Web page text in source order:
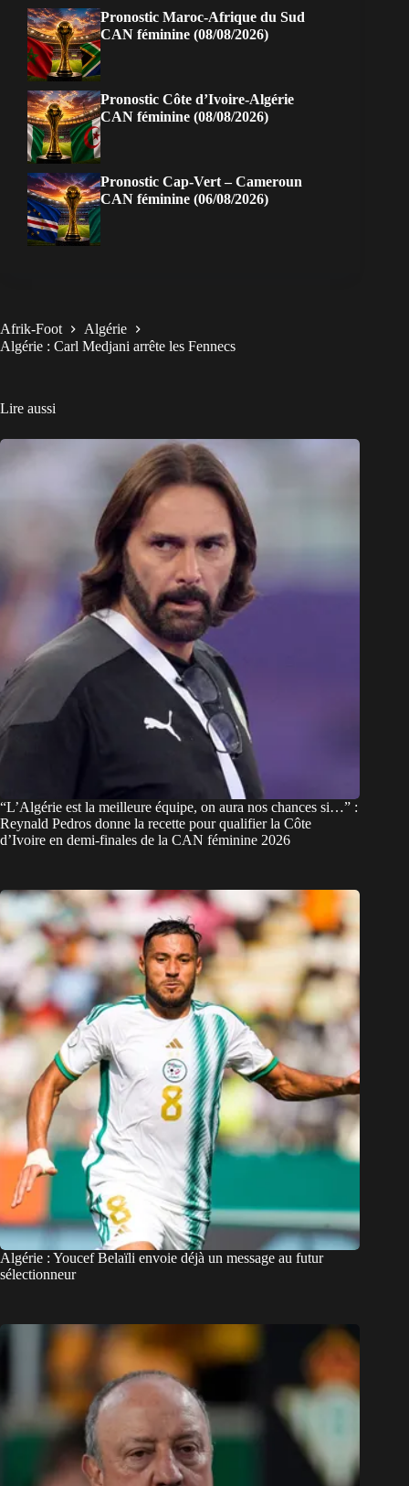
Pronostic Maroc-Afrique du Sud
CAN féminine (08/08/2026)
Pronostic Côte d’Ivoire-Algérie
CAN féminine (08/08/2026)
Pronostic Cap-Vert – Cameroun
CAN féminine (06/08/2026)
Afrik-Foot
Algérie
Algérie : Carl Medjani arrête les Fennecs
Lire aussi
“L’Algérie est la meilleure équipe, on aura nos chances si…” :
Reynald Pedros donne la recette pour qualifier la Côte
d’Ivoire en demi-finales de la CAN féminine 2026
Algérie : Youcef Belaïli envoie déjà un message au futur
sélectionneur